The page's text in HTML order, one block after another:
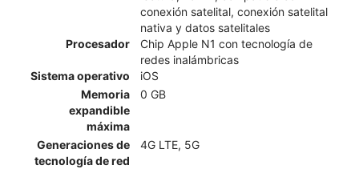
conexión satelital, conexión satelital
nativa y datos satelitales
Procesador
Chip Apple N1 con tecnología de
redes inalámbricas
Sistema operativo
iOS
Memoria
expandible
máxima
0 GB
Generaciones de
tecnología de red
4G LTE, 5G